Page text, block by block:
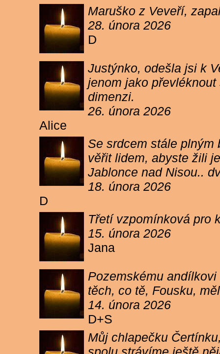
Maruško z Veveří,
28. února 2026
D
Justýnko, odešla jsi k
jenom jako
dimenzi.
26. února 2026
Alice
Se srdcem stále
věřit lidem, abyste žili
Jablonce nad Nisou..
18. února 2026
D
Třetí vzpomínková pro
15. února 2026
Jana
Pozemskému
těch, co tě, Fousku,
14. února 2026
D+S
Můj chlapečku